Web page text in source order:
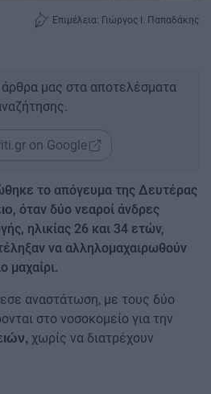
Επιμέλεια: Γιώργος Ι. Παπαδάκης
μας στα αποτελέσματα
on Google
το απόγευμα της Δευτέρας
, όταν δύο νεαροί άνδρες
ηλικίας 26 και 34 ετών,
να αλληλομαχαιρωθούν
μαχαίρι.
αναστάτωση, με τους δύο
στο νοσοκομείο για την
χωρίς να διατρέχουν